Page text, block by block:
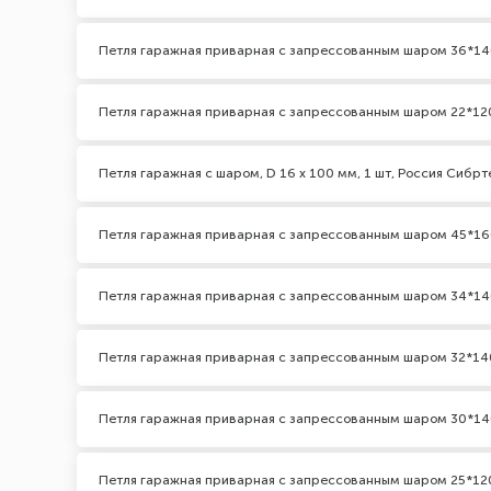
Петля гаражная приварная с запрессованным шаром
Петля гаражная приварная с запрессованным шаром
Петля гаражная с шаром, D 16 x 100 мм, 1 шт, Россия
Петля гаражная приварная с запрессованным шаром
Петля гаражная приварная с запрессованным шаром
Петля гаражная приварная с запрессованным шаром
Петля гаражная приварная с запрессованным шаром
Петля гаражная приварная с запрессованным шаром